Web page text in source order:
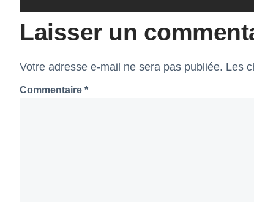
Laisser un
Votre adresse e-mail ne sera pas publiée. Les
Commentaire *